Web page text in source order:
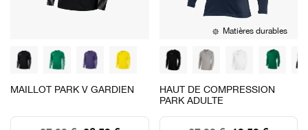
MAILLOT PARK V GARDIEN
Matières durables
HAUT DE COMPRESSION
PARK ADULTE